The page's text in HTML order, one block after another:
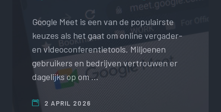
Google Meet is een van de populairste
keuzes als het gaat om online vergader-
en videoconferentietools. Miljoenen
gebruikers en bedrijven vertrouwen er
dagelijks op om …
2 APRIL 2026